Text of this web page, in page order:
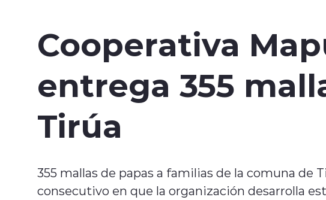
Cooperativa
entrega 355
Tirúa
355 mallas de papas a familias de la comuna de
consecutivo en que la organización desarrolla